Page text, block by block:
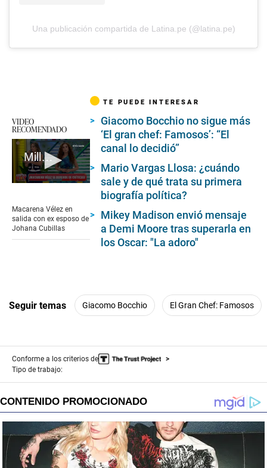
Una publicación compartida de Latina.pe (@latina.pe)
VIDEO
RECOMENDADO
Millet Figueroa apoya a Macarena Vélez
of
1
minute,
Macarena Vélez en
salida con ex esposo de
Johana Cubillas
TE PUEDE INTERESAR
Giacomo Bocchio no sigue más
‘El gran chef: Famosos’: “El
canal lo decidió”
Mario Vargas Llosa: ¿cuándo
sale y de qué trata su primera
biografía política?
Mikey Madison envió mensaje
a Demi Moore tras superarla en
los Oscar: "La adoro"
Seguir temas Giacomo Bocchio El Gran Chef: Famosos
Conforme a los criterios de
Tipo de trabajo: